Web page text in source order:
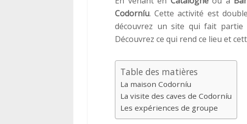
Codorníu. Cette activité est
découvrez un site qui fait partie
Découvrez ce qui rend ce lieu et
Table des matières
La maison Codorníu
La visite des caves de Codorníu
Les expériences de groupe